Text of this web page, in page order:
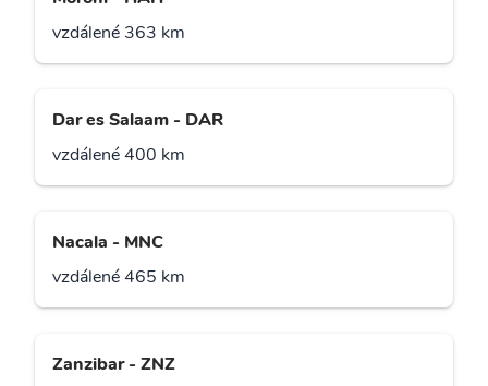
vzdálené 363 km
Dar es Salaam - DAR
vzdálené 400 km
Nacala - MNC
vzdálené 465 km
Zanzibar - ZNZ